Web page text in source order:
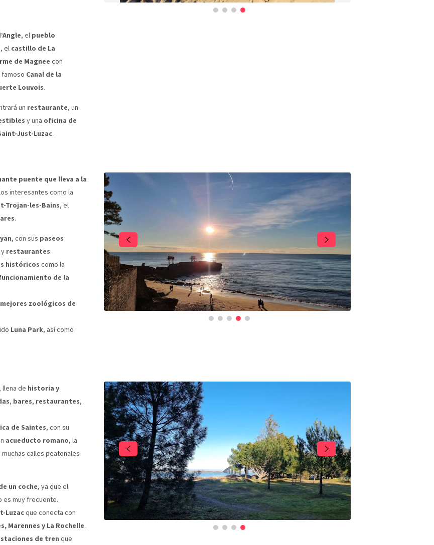
, el pueblo
, el castillo de La
de Magnee con
famoso Canal de la
Louvois.
un restaurante, un
y una oficina de
Just-Luzac.
puente que lleva a la
interesantes como la
Trojan-les-Bains, el
.
, con sus paseos
y restaurantes.
históricos como la
de la
zoológicos de
Luna Park, así como
, llena de historia y
, bares, restaurantes,
de Saintes, con su
acueducto romano, la
muchas calles peatonales
un coche, ya que el
es muy frecuente.
Luzacque conecta con
Marennes y La Rochelle.
de tren que